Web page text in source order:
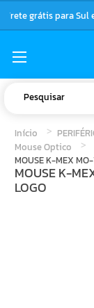
Frete grátis para
Início
Mouse Optico
MOUSE K-MEX
MOUSE K-
LOGO